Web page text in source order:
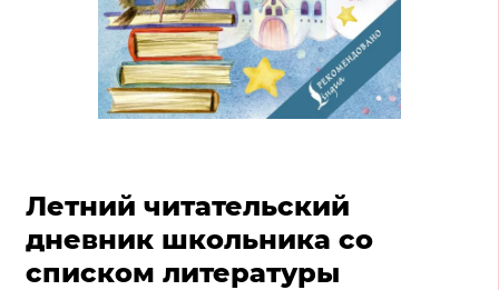
Летний читательский
дневник школьника со
списком литературы